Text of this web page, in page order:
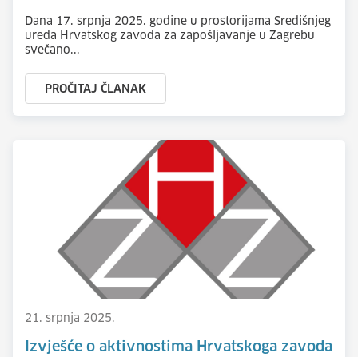
Dana 17. srpnja 2025. godine u prostorijama Središnjeg
ureda Hrvatskog zavoda za zapošljavanje u Zagrebu
svečano...
PROČITAJ ČLANAK
21. srpnja 2025.
Izvješće o aktivnostima Hrvatskoga zavoda